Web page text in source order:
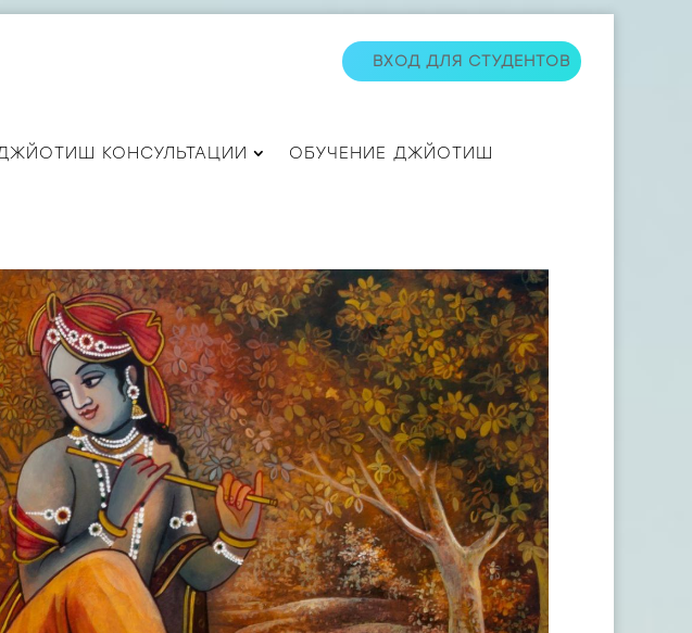
ВХОД ДЛЯ СТУДЕНТОВ
КОНСУЛЬТАЦИИ ОБУЧЕНИЕ ДЖЙОТИШ